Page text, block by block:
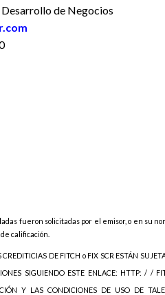
de Negocios
fueron solicitadas por el emisor, o en su
calificación.
DE FITCH o FIX SCR ESTÁN
SIGUIENDO ESTE ENLACE: HTTP: / /
Y LAS CONDICIONES DE USO DE